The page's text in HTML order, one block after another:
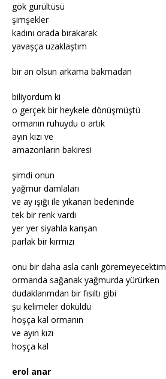
gök gürültüsü
şimşekler
kadını orada bırakarak
yavaşça uzaklaştım
bir an olsun arkama bakmadan
biliyordum ki
o gerçek bir heykele dönüşmüştü
ormanın ruhuydu o artık
ayın kızı ve
amazonların bakiresi
şimdi onun
yağmur damlaları
ve ay ışığı ile yıkanan bedeninde
tek bir renk vardı
yer yer siyahla karışan
parlak bir kırmızı
onu bir daha asla canlı göremeyecektim
ormanda sağanak yağmurda yürürken
dudaklarımdan bir fısıltı gibi
şu kelimeler döküldü
hoşça kal ormanın
ve ayın kızı
hoşça kal
erol anar